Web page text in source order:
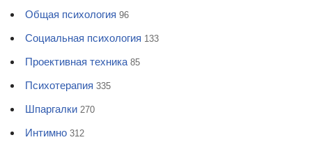
Общая психология 96
Социальная психология 133
Проективная техника 85
Психотерапия 335
Шпаргалки 270
Интимно 312